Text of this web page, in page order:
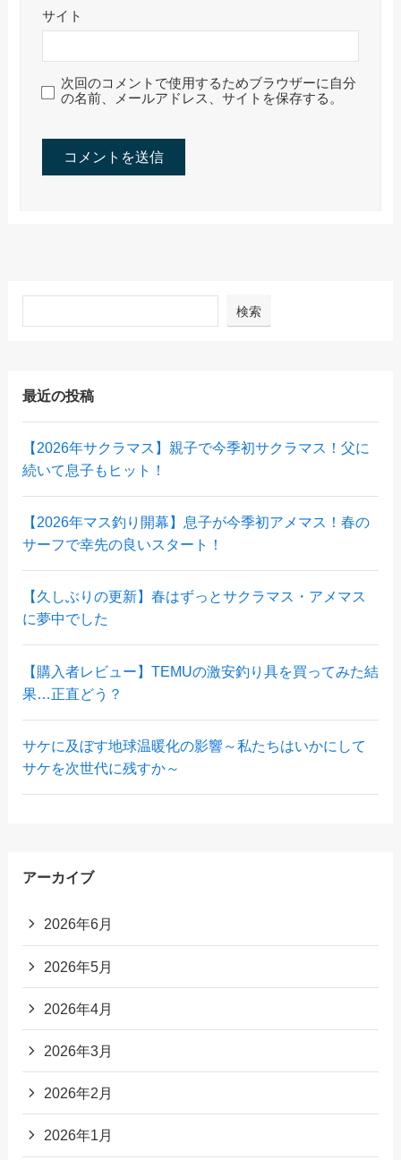
サイト
次回のコメントで使用するためブラウザーに自分
の名前、メールアドレス、サイトを保存する。
検索
最近の投稿
【2026年サクラマス】親子で今季初サクラマス！父に
続いて息子もヒット！
【2026年マス釣り開幕】息子が今季初アメマス！春の
サーフで幸先の良いスタート！
【久しぶりの更新】春はずっとサクラマス・アメマス
に夢中でした
【購入者レビュー】TEMUの激安釣り具を買ってみた結
果…正直どう？
サケに及ぼす地球温暖化の影響～私たちはいかにして
サケを次世代に残すか～
アーカイブ
2026年6月
2026年5月
2026年4月
2026年3月
2026年2月
2026年1月